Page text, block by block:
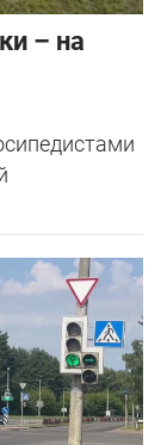
– на